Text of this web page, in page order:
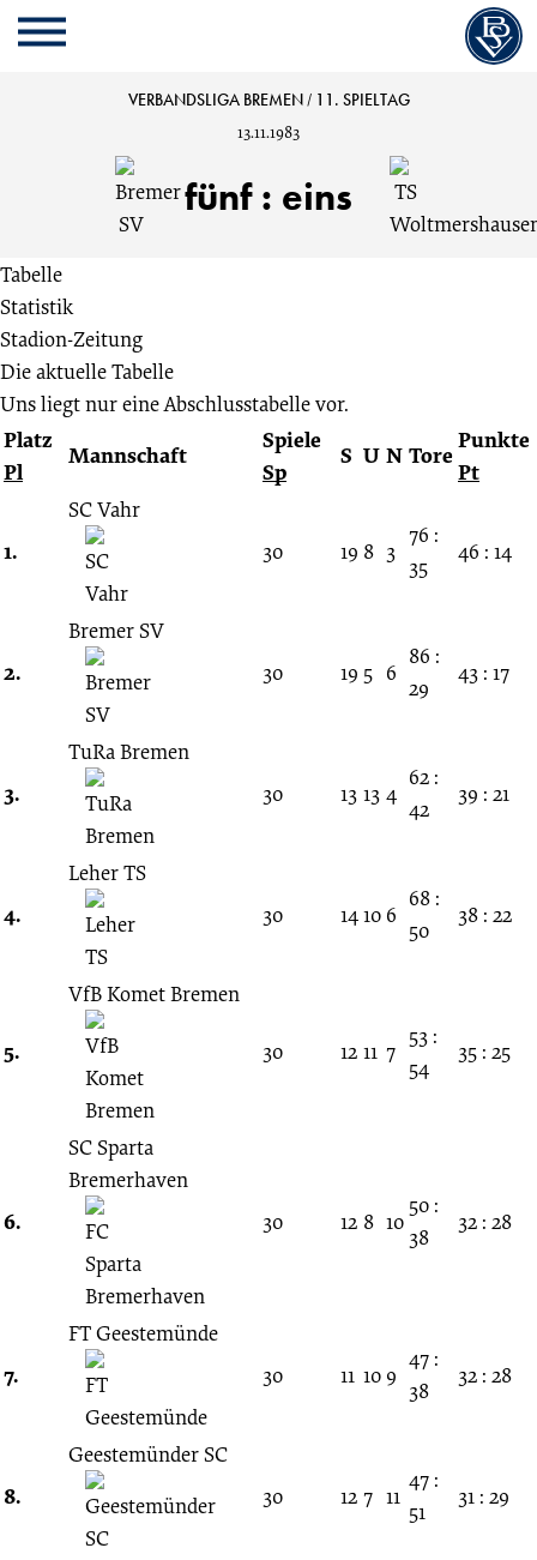
Cookie
Einstellungen
Zum
Inhalt
Cookie
Einstellungen
Kopfbereich
MENU
Bremer
TS
Woltmershausen
5:1
11.
Spieltag
13.11.1983
-
1983/1984
(Verbandsliga
Bremen)
VERBANDSLIGA BREMEN / 11. SPIELTAG
13.11.1983
fünf : eins
Tabelle
Statistik
Stadion-Zeitung
Die aktuelle Tabelle
Uns liegt nur eine Abschlusstabelle vor.
Platz
Pl
Mannschaft
Spiele
Sp
S U N Tore
Punkte
Pt
1.
SC Vahr
30
19 8 3
76 :
35
46 : 14
2.
Bremer SV
30
19 5 6
86 :
29
43 : 17
3.
TuRa Bremen
30
13 13 4
62 :
42
39 : 21
4.
Leher TS
30
1410 6
68 :
50
38 : 22
5.
VfB Komet Bremen
30 12 11 7
53 :
54
35 : 25
6.
SC Sparta
Bremerhaven
30
12 8 10
50 :
38
32 : 28
7.
FT Geestemünde
30
11 10 9
47 :
38
32 : 28
8.
Geestemünder SC
30
12 7 11
47 :
51
31 : 29